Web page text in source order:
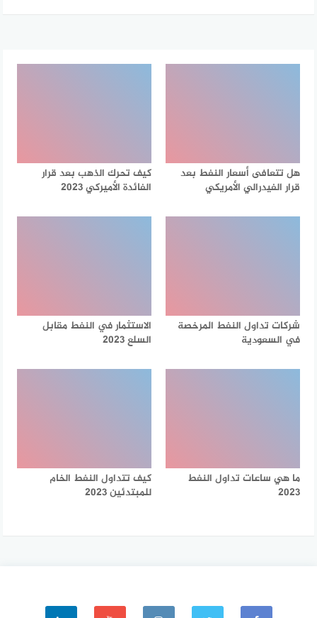
هل تتعافى أسعار النفط بعد
قرار الفيدرالي الأمريكي
كيف تحرك الذهب بعد قرار
الفائدة الأميركي 2023
شركات تداول النفط المرخصة
في السعودية
الاستثمار في النفط مقابل
السلع 2023
ما هي ساعات تداول النفط
2023
كيف تتداول النفط الخام
للمبتدئين 2023